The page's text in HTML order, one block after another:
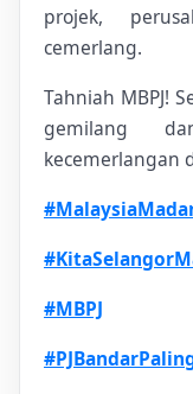
projek,
cemerlang.
Tahniah MBPJ!
gemilang
kecemerlangan
#MBPJ